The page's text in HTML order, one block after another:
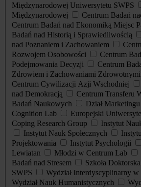
Międzynarodowej Uniwersytetu SWPS
Międzynarodowej
Centrum Badań
Centrum Badań nad Ekonomiką Miejsc
Badań nad Historią i Sprawiedliwością
nad Poznaniem i Zachowaniem
Rozwojem Osobowości
Centrum
Podejmowania Decyzji
Centrum
Zdrowiem i Zachowaniami
Centrum Cywilizacji Azji Wschodniej
nad Demokracją
Centrum Transferu
Badań Naukowych
Dział Marketingu
Cognition Lab
Europejski
Coping Research Group
Instytut
Instytut Nauk Społecznych
Projektowania
Instytut Psychologii
Lewiatan
Młodzi w Centrum Lab
Badań nad Stresem
Szkoła Doktorska
SWPS
Wydział Interdyscyplinarny
Wydział Nauk Humanistycznych